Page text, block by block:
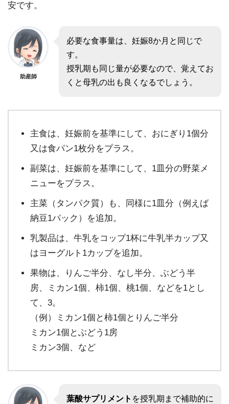
安です。
助産師
必要な食事量は、妊娠8か月と同じで
す。
授乳期も同じ量が必要なので、覚えてお
くと母乳の出も良くなるでしょう。
主食は、妊娠前を基準にして、おにぎり1個分
又は食パン1枚分をプラス。
副菜は、妊娠前を基準にして、1皿分の野菜メ
ニューをプラス。
主菜（タンパク質）も、同様に1皿分（例えば
納豆1パック）を追加。
乳製品は、牛乳をコップ1杯に牛乳半カップ又
はヨーグルト1カップを追加。
果物は、りんご半分、なし半分、ぶどう半
房、ミカン1個、柿1個、桃1個、などを1とし
て、3。
（例）ミカン1個と柿1個とりんご半分
ミカン1個とぶどう1房
ミカン3個、など
葉酸サプリメント を授乳期まで補助的に